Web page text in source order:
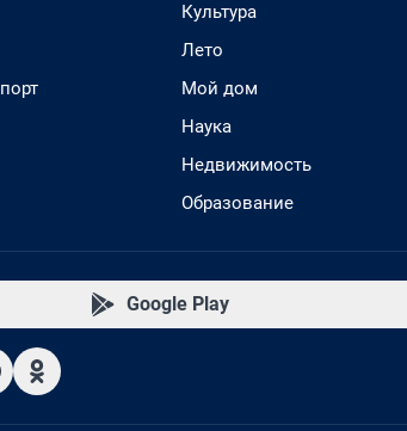
Культура
Лето
Мой дом
Наука
Недвижимость
Образование
Google Play